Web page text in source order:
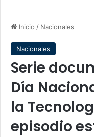
Inicio / Nacionales
Nacionales
Serie
Día
la
episodio